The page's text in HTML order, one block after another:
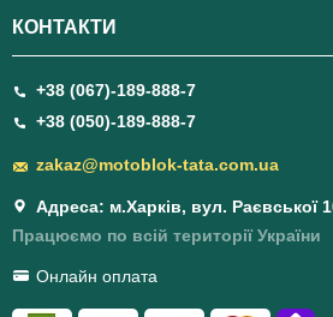
КОНТАКТИ
+38 (067)-189-888-7
+38 (050)-189-888-7
zakaz@motoblok-tata.com.ua
Адреса: м.Харків, вул. Раєвської
Працюємо по всій території України
Онлайн оплата